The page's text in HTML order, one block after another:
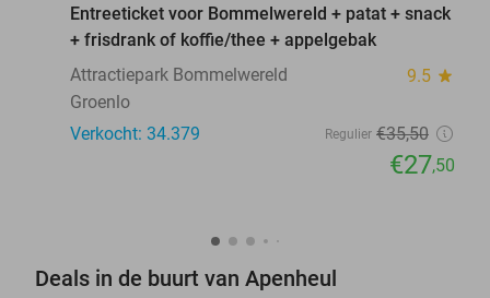
Entreeticket voor Bommelwereld + patat + snack
+ frisdrank of koffie/thee + appelgebak
Attractiepark Bommelwereld
9.5 star
Groenlo
Verkocht: 34.379
Regulier €35,50
€27,50
Deals in de buurt van Apenheul